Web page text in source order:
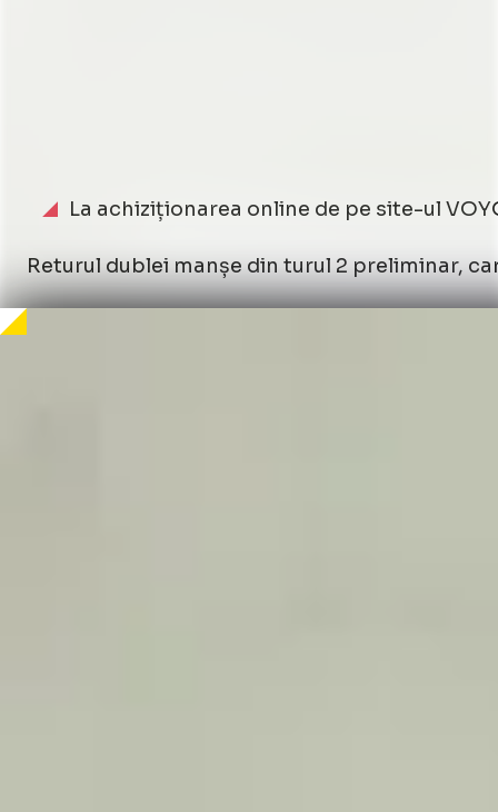
La achiziționarea online de pe site-ul
Returul dublei manșe din turul 2 preliminar,